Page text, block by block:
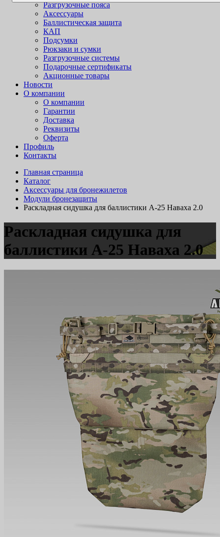
Разгрузочные пояса
Аксессуары
Баллистическая защита
КАП
Подсумки
Рюкзаки и сумки
Разгрузочные системы
Подарочные сертификаты
Акционные товары
Новости
О компании
О компании
Гарантии
Доставка
Реквизиты
Оферта
Профиль
Контакты
Главная страница
Каталог
Аксессуары для бронежилетов
Модули бронезащиты
Раскладная сидушка для баллистики А-25 Наваха 2.0
Раскладная сидушка для
баллистики А-25 Наваха 2.0